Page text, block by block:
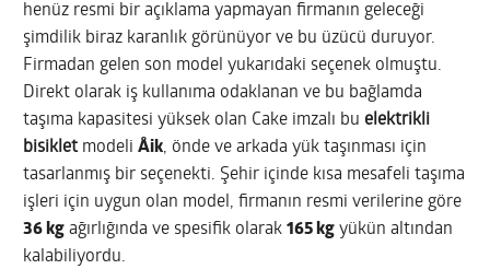
henüz resmi bir açıklama yapmayan firmanın geleceği
şimdilik biraz karanlık görünüyor ve bu üzücü duruyor.
Firmadan gelen son model yukarıdaki seçenek olmuştu.
Direkt olarak iş kullanıma odaklanan ve bu bağlamda
taşıma kapasitesi yüksek olan Cake imzalı bu elektrikli
bisiklet modeliÅik, önde ve arkada yük taşınması için
tasarlanmış bir seçenekti. Şehir içinde kısa mesafeli taşıma
işleri için uygun olan model, firmanın resmi verilerine göre
36 kg ağırlığında ve spesifik olarak165 kg yükün altından
kalabiliyordu.